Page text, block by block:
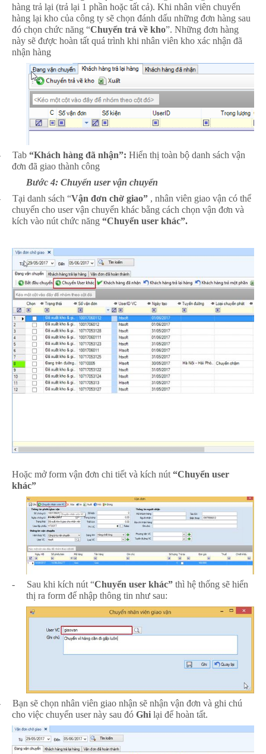
hàng trả lại (trả lại 1 phần hoặc tất cả). Khi nhân viên chuyển
hàng lại kho của công ty sẽ chọn đánh dấu những đơn hàng sau
đó chọn chức năng “Chuyển trả về kho”. Những đơn hàng
này sẽ được hoàn tất quá trình khi nhân viên kho xác nhận đã
nhận hàng
Tab “Khách hàng đã nhận”: Hiển thị toàn bộ danh sách vận
đơn đã giao thành công
Bước 4: Chuyển user vận chuyển
Tại danh sách “Vận đơn chờ giao” , nhân viên giao vận có thể
chuyển cho user vận chuyển khác bằng cách chọn vận đơn và
kích vào nút chức năng “Chuyển user khác”.
Hoặc mở form vận đơn chi tiết và kích nút “Chuyển user
khác”
- Sau khi kích nút “Chuyển user khác” thì hệ thống sẽ hiển
thị ra form để nhập thông tin như sau:
Bạn sẽ chọn nhân viên giao nhận sẽ nhận vận đơn và ghi chú
cho việc chuyển user này sau đó Ghi lại để hoàn tất.